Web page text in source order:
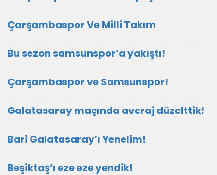
Çarşambaspor Ve Milli Takım
Bu sezon samsunspor’a yakıştı!
Çarşambaspor ve Samsunspor!
Galatasaray maçında averaj düzelttik!
Bari Galatasaray’ı Yenelim!
Beşiktaş’ı eze eze yendik!